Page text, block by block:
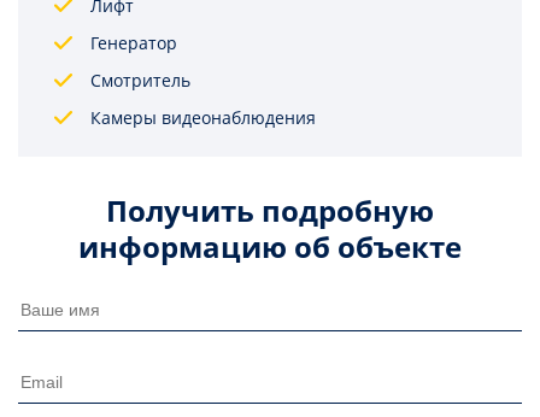
Лифт
Генератор
Смотритель
Камеры видеонаблюдения
Получить подробную
информацию об объекте